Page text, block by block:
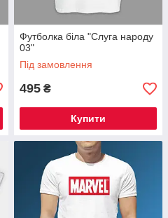
Футболка біла "Слуга народу
03"
Під замовлення
495 ₴
Купити